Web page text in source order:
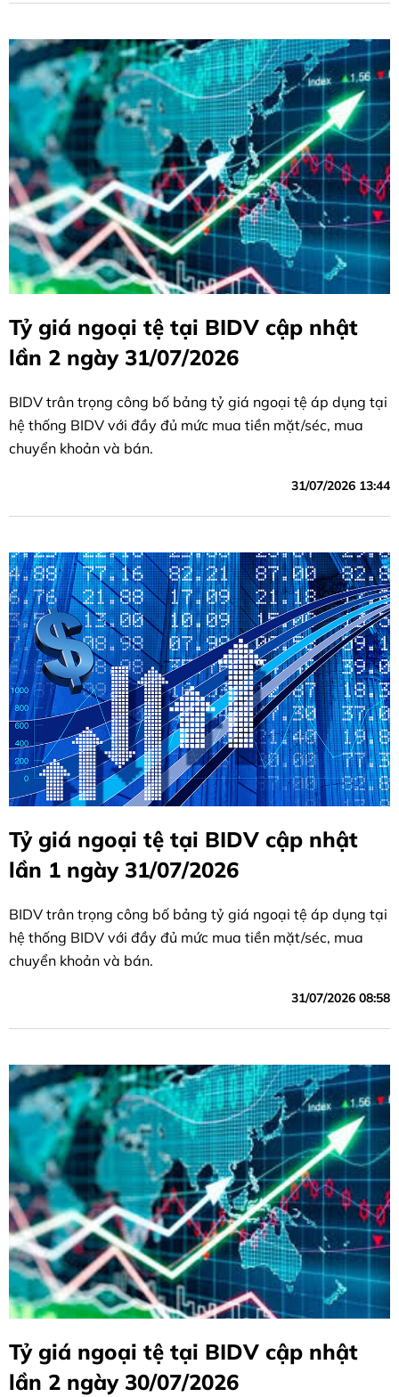
Tỷ giá ngoại tệ tại BIDV cập nhật
lần 2 ngày 31/07/2026
BIDV trân trọng công bố bảng tỷ giá ngoại tệ áp dụng tại
hệ thống BIDV với đầy đủ mức mua tiền mặt/séc, mua
chuyển khoản và bán.
31/07/2026 13:44
Tỷ giá ngoại tệ tại BIDV cập nhật
lần 1 ngày 31/07/2026
BIDV trân trọng công bố bảng tỷ giá ngoại tệ áp dụng tại
hệ thống BIDV với đầy đủ mức mua tiền mặt/séc, mua
chuyển khoản và bán.
31/07/2026 08:58
Tỷ giá ngoại tệ tại BIDV cập nhật
lần 2 ngày 30/07/2026